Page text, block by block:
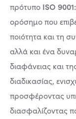
πρότυπο ISO
ορόσημο που
ποιότητα και τη
αλλά και ένα
διαφάνειας και
διαδικασίας,
προσφέροντας
διασφαλίζοντας